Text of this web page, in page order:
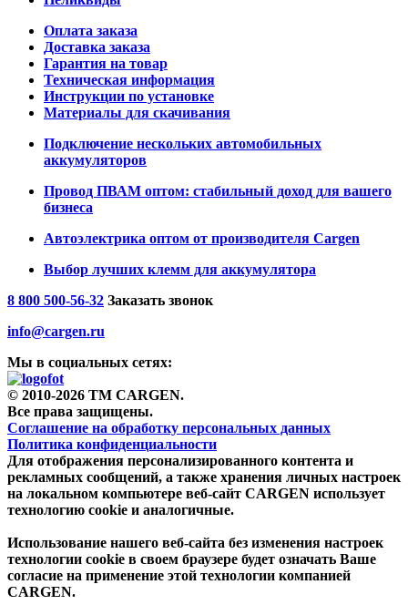
Оплата заказа
Доставка заказа
Гарантия на товар
Техническая информация
Инструкции по установке
Материалы для скачивания
Подключение нескольких автомобильных
аккумуляторов
Провод ПВАМ оптом: стабильный доход для вашего
бизнеса
Автоэлектрика оптом от производителя Cargen
Выбор лучших клемм для аккумулятора
8 800 500-56-32 Заказать звонок
info@cargen.ru
Мы в социальных сетях:
© 2010-2026 TM CARGEN.
Все права защищены.
Соглашение на обработку персональных данных
Политика конфиденциальности
Для отображения персонализированного контента и
рекламных сообщений, а также хранения личных настроек
на локальном компьютере веб-сайт CARGEN использует
технологию cookie и аналогичные.
Использование нашего веб-сайта без изменения настроек
технологии cookie в своем браузере будет означать Ваше
согласие на применение этой технологии компанией
CARGEN.